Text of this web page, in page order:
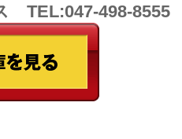
TEL:047-498-8555